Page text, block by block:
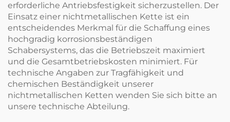
erforderliche Antriebsfestigkeit sicherzustellen. Der
Einsatz einer nichtmetallischen Kette ist ein
entscheidendes Merkmal für die Schaffung eines
hochgradig korrosionsbeständigen
Schabersystems, das die Betriebszeit maximiert
und die Gesamtbetriebskosten minimiert. Für
technische Angaben zur Tragfähigkeit und
chemischen Beständigkeit unserer
nichtmetallischen Ketten wenden Sie sich bitte an
unsere technische Abteilung.